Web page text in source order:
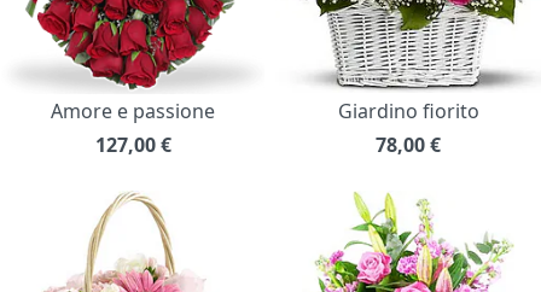
Amore e passione
127,00 €
Giardino fiorito
78,00€